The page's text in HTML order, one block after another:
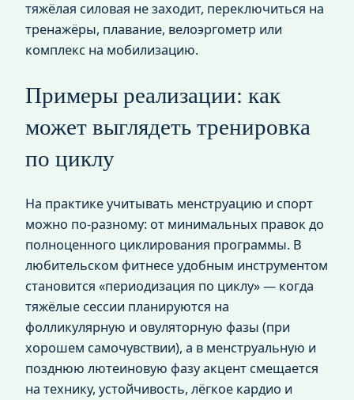
тяжёлая силовая не заходит, переключиться на
тренажёры, плавание, велоэргометр или
комплекс на мобилизацию.
Примеры реализации: как
может выглядеть тренировка
по циклу
На практике учитывать менструацию и спорт
можно по-разному: от минимальных правок до
полноценного циклирования программы. В
любительском фитнесе удобным инструментом
становится «периодизация по циклу» — когда
тяжёлые сессии планируются на
фолликулярную и овуляторную фазы (при
хорошем самочувствии), а в менструальную и
позднюю лютеиновую фазу акцент смещается
на технику, устойчивость, лёгкое кардио и